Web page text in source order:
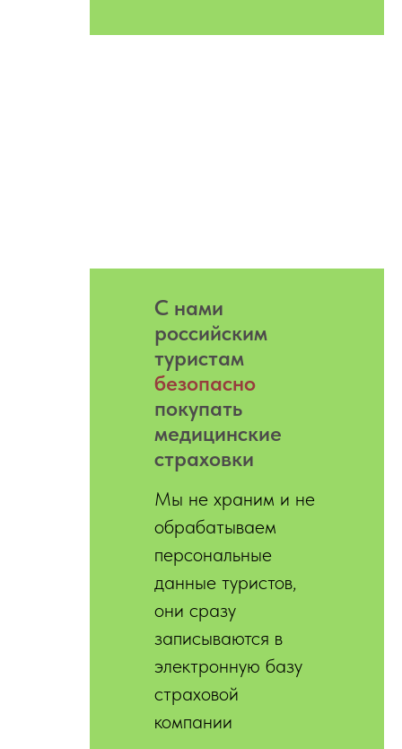
С нами
российским
туристам
безопасно
покупать
медицинские
страховки
Мы не храним и не
обрабатываем
персональные
данные туристов,
они сразу
записываются в
электронную базу
страховой
компании